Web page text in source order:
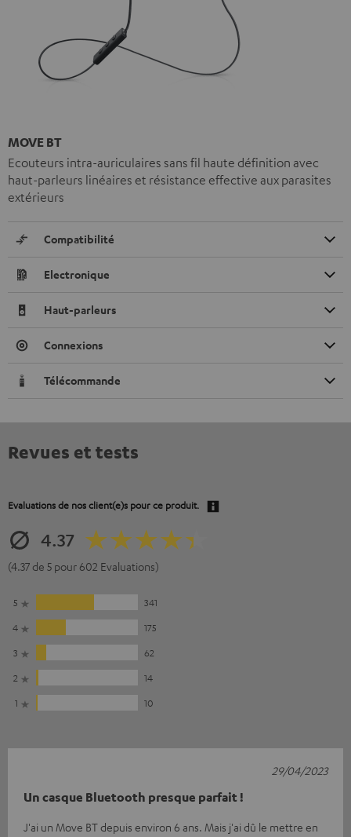
MOVE BT
Ecouteurs intra-auriculaires sans fil haute définition avec
haut-parleurs linéaires et résistance effective aux parasites
extérieurs
Compatibilité
Electronique
Haut-parleurs
Connexions
Télécommande
Revues et tests
Evaluations de nos client(e)s pour ce produit.
4.37
(4.37 de 5 pour 602 Evaluations)
5
341
4
175
3
62
2
14
1
10
Un casque Bluetooth presque parfait !
J'ai un Move BT depuis environ 6 ans. Mais j'ai dû le mettre en
29/04/2023